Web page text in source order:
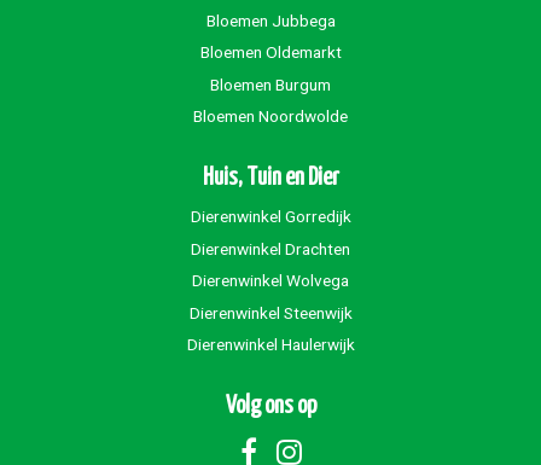
Bloemen Jubbega
Bloemen Oldemarkt
Bloemen Burgum
Bloemen Noordwolde
Huis, Tuin en Dier
Dierenwinkel Gorredijk
Dierenwinkel Drachten
Dierenwinkel Wolvega
Dierenwinkel Steenwijk
Dierenwinkel Haulerwijk
Volg ons op